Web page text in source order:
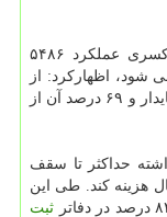
وی با اشاره به اینكه طی چهار ماه مذكور كسری عملكرد ۵۴۸۶
شود، اظهاركرد: از
كل درآمد نقدی وصولی ۳۱ درصد آن از درآمد پایدار و ۶۹ درصد آن از
حداكثر تا سقف
۵۱ هزار و ۱۰۴ میلیارد ریال هزینه كند. طی این
ثبت